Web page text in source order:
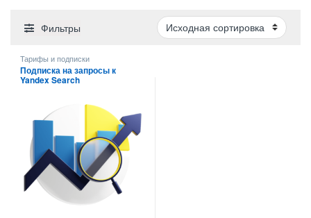
Фильтры
Тарифы и подписки
Подписка на запросы к
Yandex Search